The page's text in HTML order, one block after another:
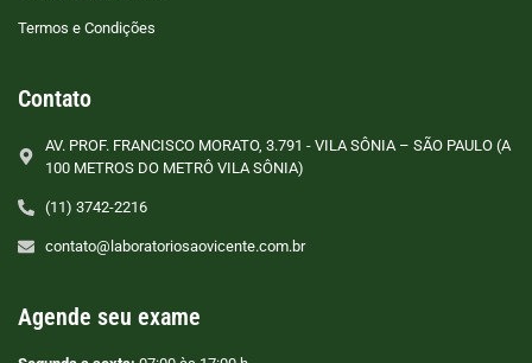
Termos e Condições
Contato
AV. PROF. FRANCISCO MORATO, 3.791 - VILA SÔNIA – SÃO PAULO (A
100 METROS DO METRÔ VILA SÔNIA)
(11) 3742-2216
contato@laboratoriosaovicente.com.br
Agende seu exame